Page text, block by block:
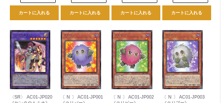
カートに入れる カートに入れる カートに入れる カートに入れる
〈SR〉 AC01-JP020
〔 N 〕 AC01-JP001
〔 N 〕 AC01-JP002
〔 N 〕 AC01-JP003